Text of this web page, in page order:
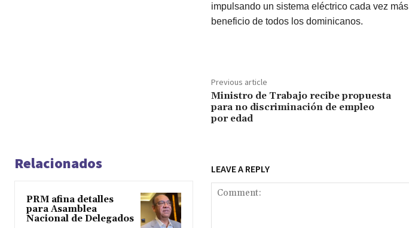
impulsando un sistema eléctrico cada vez más
beneficio de todos los dominicanos.
Previous article
Ministro de Trabajo recibe propuesta
para no discriminación de empleo
por edad
Relacionados
PRM afina detalles
para Asamblea
Nacional de Delegados
LEAVE A REPLY